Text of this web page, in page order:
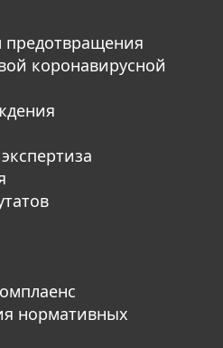
коронавирусной
нормативных